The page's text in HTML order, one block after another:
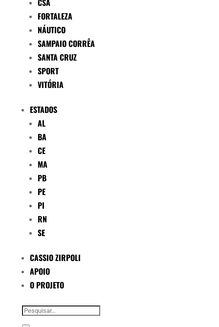
CSA
FORTALEZA
NÁUTICO
SAMPAIO CORRÊA
SANTA CRUZ
SPORT
VITÓRIA
ESTADOS
AL
BA
CE
MA
PB
PE
PI
RN
SE
CASSIO ZIRPOLI
APOIO
O PROJETO